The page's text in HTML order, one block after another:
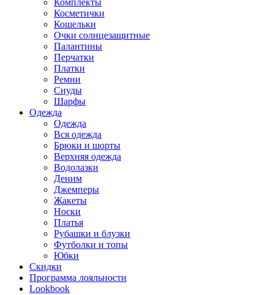
Комплекты
Косметички
Кошельки
Очки солнцезащитные
Палантины
Перчатки
Платки
Ремни
Снуды
Шарфы
Одежда
Одежда
Вся одежда
Брюки и шорты
Верхняя одежда
Водолазки
Деним
Джемперы
Жакеты
Носки
Платья
Рубашки и блузки
Футболки и топы
Юбки
Скидки
Программа лояльности
Lookbook